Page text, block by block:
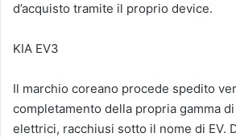
d’acquisto tramite il proprio device.
KIA EV3
Il marchio coreano procede spedito
completamento della propria gamma
elettrici, racchiusi sotto il nome di EV.